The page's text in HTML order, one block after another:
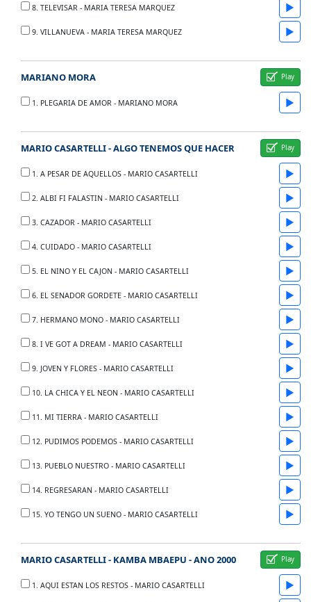
8. TELEVISAR - MARIA TERESA MARQUEZ ▶
9. VILLANUEVA - MARIA TERESA MARQUEZ ▶
MARIANO MORA
1. PLEGARIA DE AMOR - MARIANO MORA ▶
MARIO CASARTELLI - ALGO TENEMOS QUE HACER
1. A PESAR DE AQUELLOS - MARIO CASARTELLI ▶
2. ALBI FI FALASTIN - MARIO CASARTELLI ▶
3. CAZADOR - MARIO CASARTELLI ▶
4. CUIDADO - MARIO CASARTELLI ▶
5. EL NINO Y EL CAJON - MARIO CASARTELLI ▶
6. EL SENADOR GORDETE - MARIO CASARTELLI ▶
7. HERMANO MONO - MARIO CASARTELLI ▶
8. I VE GOT A DREAM - MARIO CASARTELLI ▶
9. JOVEN Y FLORES - MARIO CASARTELLI ▶
10. LA CHICA Y EL NEON - MARIO CASARTELLI ▶
11. MI TIERRA - MARIO CASARTELLI ▶
12. PUDIMOS PODEMOS - MARIO CASARTELLI ▶
13. PUEBLO NUESTRO - MARIO CASARTELLI ▶
14. REGRESARAN - MARIO CASARTELLI ▶
15. YO TENGO UN SUENO - MARIO CASARTELLI ▶
MARIO CASARTELLI - KAMBA MBAEPU - ANO 2000
1. AQUI ESTAN LOS RESTOS - MARIO CASARTELLI ▶